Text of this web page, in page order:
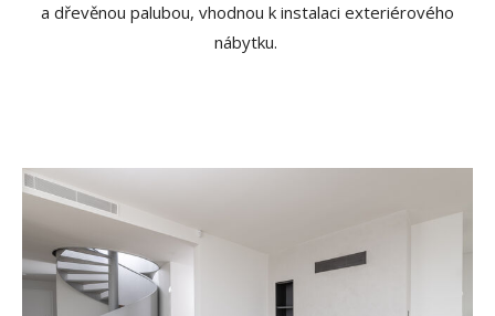
a dřevěnou palubou, vhodnou k instalaci exteriérového
nábytku.